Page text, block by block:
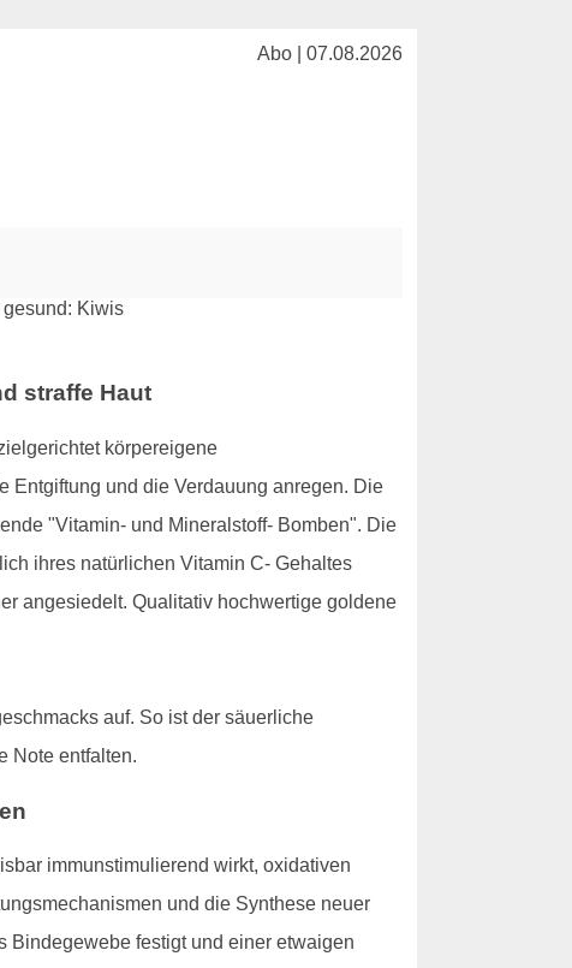
Abo | 07.08.2026
straffe Haut
körpereigene
Entgiftung und die Verdauung anregen. Die
"Vitamin- und Mineralstoff- Bomben". Die
ihres natürlichen Vitamin C- Gehaltes
angesiedelt. Qualitativ hochwertige goldene
auf. So ist der säuerliche
Note entfalten.
immunstimulierend wirkt, oxidativen
und die Synthese neuer
Bindegewebe festigt und einer etwaigen